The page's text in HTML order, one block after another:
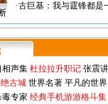
·古巨基：我与霆锋都是
相声集 杜拉拉升职记 张震
古城 世界名著 平凡的世界
专家 经典手机游游格斗集